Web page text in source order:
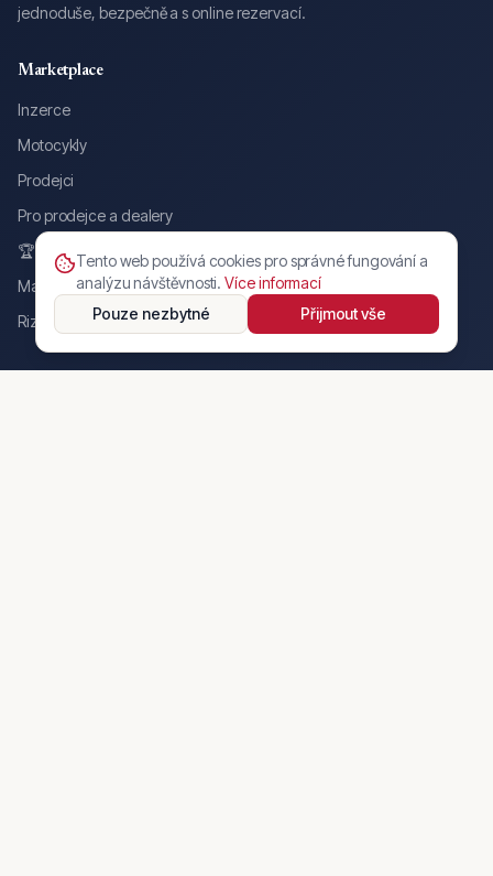
jednoduše, bezpečně a s online rezervací.
Marketplace
Inzerce
Motocykly
Prodejci
Pro prodejce a dealery
🏆 Awards
Magazín
Rizikové inzeráty a praktiky
Tento web používá cookies pro správné fungování a
analýzu návštěvnosti. Více informací
Pouze nezbytné
Přijmout vše